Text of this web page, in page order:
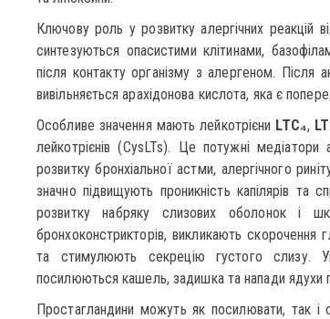
Ключову роль у розвитку алергічних реакцій
синтезуються опасистими клітинами,
після контакту організму з алергеном. Після
вивільняється арахідонова кислота, яка є
Особливе значення мають лейкотрієни LTC₄,
лейкотрієнів (CysLTs). Це потужні
розвитку бронхіальної астми, алергічного
значно підвищують проникність капілярів
розвитку набряку слизових оболонок і
бронхоконстрикторів, викликають скорочення
та стимулюють секрецію густого слизу.
посилюються кашель, задишка та напади ядухи
Простагландини можуть як посилювати, так і